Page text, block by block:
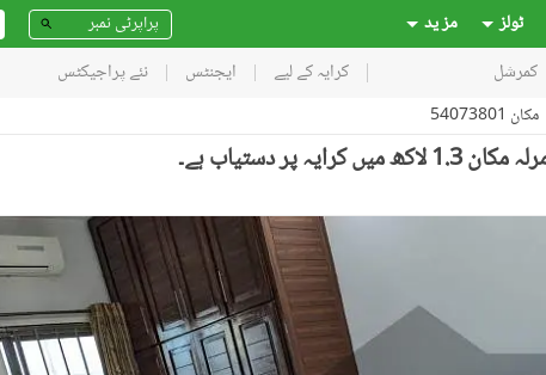
ٹولز مز ید
کمرشل کرایہ کے لیے ایجنٹس نئے پراجیکٹس
مکان 54073801